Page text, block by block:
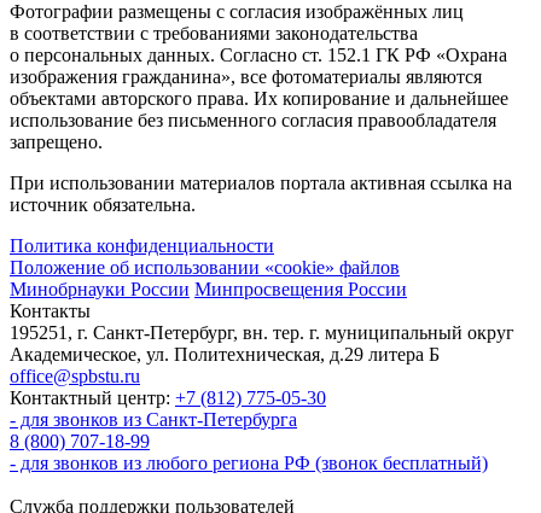
Фотографии размещены с согласия изображённых лиц
в соответствии с требованиями законодательства
о персональных данных. Согласно ст. 152.1 ГК РФ «Охрана
изображения гражданина», все фотоматериалы являются
объектами авторского права. Их копирование и дальнейшее
использование без письменного согласия правообладателя
запрещено.
При использовании материалов портала активная ссылка на
источник обязательна.
Политика конфиденциальности
Положение об использовании «cookie» файлов
Минобрнауки России Минпросвещения России
Контакты
195251, г. Санкт-Петербург, вн. тер. г. муниципальный округ
Академическое, ул. Политехническая, д.29 литера Б
office@spbstu.ru
Контактный центр: +7 (812) 775-05-30
- для звонков из Санкт-Петербурга
8 (800) 707-18-99
- для звонков из любого региона РФ (звонок бесплатный)
Служба поддержки пользователей